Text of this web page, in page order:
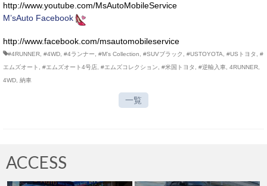
http://www.youtube.com/MsAutoMobileService
M’sAuto Facebook
http://www.facebook.com/msautomobileservice
#4RUNNER, #4WD, #4ランナー, #M’s Collection, #SUVブラック , #USTOYOTA, #USトヨタ , #
エムズオート , #エムズオート4号店, #エムズコレクション, #米国トヨタ , #逆輸入車, 4RUNNER,
4WD, 納車
一覧
ACCESS